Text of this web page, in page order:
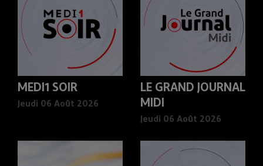
MEDI1 SOIR
Jeudi 06 Août 2026
LE GRAND JOURNAL
MIDI
Jeudi 06 Août 2026